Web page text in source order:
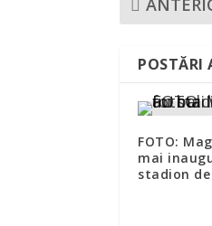
POSTĂRI
FOTO:
mai
stadion